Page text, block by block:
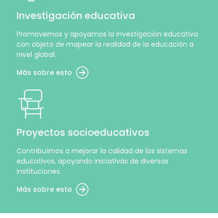
Investigación educativa
Promovemos y apoyamos la investigación educativa
con objeto de mapear la realidad de la educación a
nivel global.
Más sobre esto
Proyectos socioeducativos
Contribuímos a mejorar la calidad de los sistemas
educativos, apoyando iniciativas de diversas
instituciones.
Más sobre esto